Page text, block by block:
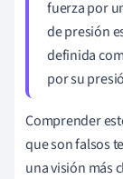
fuerza por
de presión
definida
por su
Comprender
que son falsos
una visión más